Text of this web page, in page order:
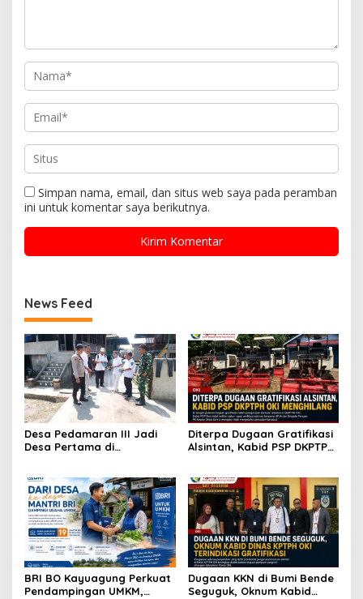
Simpan nama, email, dan situs web saya pada peramban
ini untuk komentar saya berikutnya.
News Feed
Desa Pedamaran III Jadi
Desa Pertama di
Tahun 2026
Diterpa Dugaan Gratifikasi
Alsintan, Kabid PSP DKPTPH
BRI BO Kayuagung Perkuat
Pendampingan UMKM,
Dugaan KKN di Bumi Bende
Seguguk, Oknum Kabid